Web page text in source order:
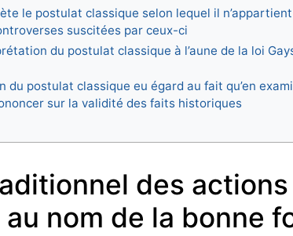
le postulat classique selon lequel il
suscitées par ceux-ci
du postulat classique à l’aune de la loi
du postulat classique eu égard au fait qu’en
sur la validité des faits historiques
des
nom de la bonne